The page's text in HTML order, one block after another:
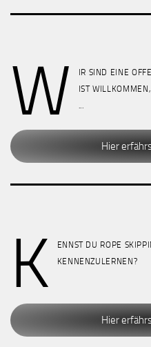
W
IR SIND EINE
IST
...
Hier
K
ENNST DU ROPE
KENNENZULERNEN?
Hier